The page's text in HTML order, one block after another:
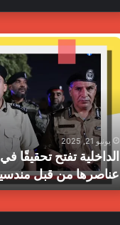
يونيو 21, 2025
الداخلية تفتح تحقيقًا
عناصرها من قبل